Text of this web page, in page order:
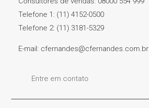
Telefone 1: (11) 4152-0500
Telefone 2: (11) 3181-5329
E-mail: cfernandes@cfernandes.com.br
Entre em contato